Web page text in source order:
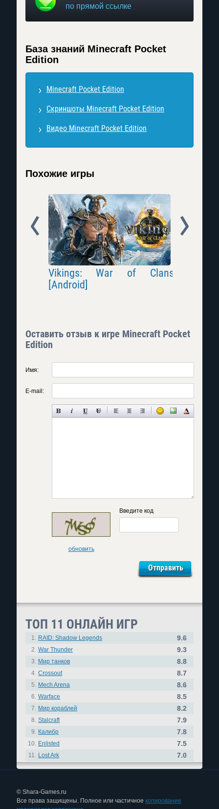
по прямой ссылке
База знаний Minecraft Pocket
Edition
Minecraft Pocket Edition
Скриншоты Minecraft Pocket Edition
Видео Minecraft Pocket Edition
Похожие игры
Vikings: War of Clans
[Android]
Prev
Оставить отзыв к игре Minecraft Pocket
Edition
Имя:
E-mail:
обновить
Введите код
ТОП 11 ОНЛАЙН ИГР
1. RAID: Shadow Legends 9.6
2. War Thunder 9.3
3. Мир танков 8.8
4. Crossout 8.7
5. Mech Arena 8.6
6. Warface 8.5
7. Мир кораблей 8.2
8. Stalcraft 7.9
9. Калибр 7.8
10. Enlisted 7.5
11. Lost Ark 7.0
© Shara-Games.ru
Все права защищены. Полное или частичное копирование